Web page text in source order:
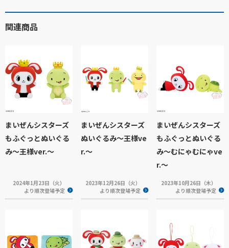
関連商品
まいぜんシスターズ
もふぐっとぬいぐる
み～王様ver.～
2024年1月23日（火）
より順次登場予定
まいぜんシスターズ
ぬいぐるみ～王様ve
r.～
2023年12月26日（火）
より順次登場予定
まいぜんシスターズ
もふぐっとぬいぐる
み～むにゃむにゃve
r.～
2023年10月26日（木）
より順次登場予定